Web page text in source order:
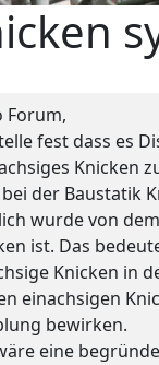
Forum,
fest dass es
Knicken
der Baustatik
wurde von
ist. Das
Knicken in
einachsigen
bewirken.
eine